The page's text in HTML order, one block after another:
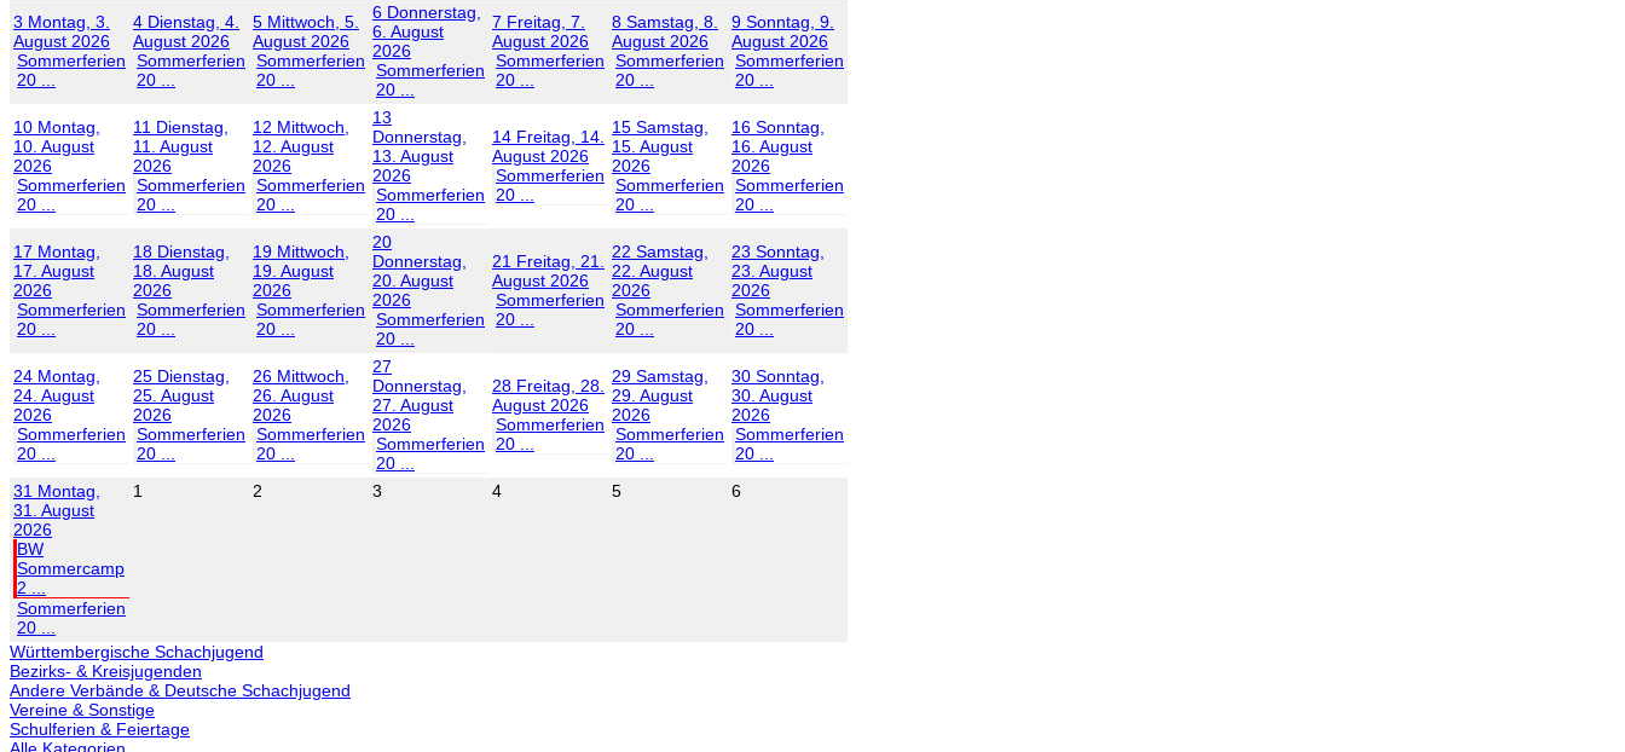
3 Montag, 3.
August 2026
Sommerferien
20 ...
4 Dienstag, 4.
August 2026
Sommerferien
20 ...
5 Mittwoch, 5.
August 2026
Sommerferien
20 ...
6 Donnerstag,
6. August
2026
Sommerferien
20 ...
7 Freitag, 7.
August 2026
Sommerferien
20 ...
8 Samstag, 8.
August 2026
Sommerferien
20 ...
9 Sonntag, 9.
August 2026
Sommerferien
20 ...
10 Montag,
10. August
2026
Sommerferien
20 ...
11 Dienstag,
11. August
2026
Sommerferien
20 ...
12 Mittwoch,
12. August
2026
Sommerferien
20 ...
13
Donnerstag,
13. August
2026
Sommerferien
20 ...
14 Freitag, 14.
August 2026
Sommerferien
20 ...
15 Samstag,
15. August
2026
Sommerferien
20 ...
16 Sonntag,
16. August
2026
Sommerferien
20 ...
17 Montag,
17. August
2026
Sommerferien
20 ...
18 Dienstag,
18. August
2026
Sommerferien
20 ...
19 Mittwoch,
19. August
2026
Sommerferien
20 ...
20
Donnerstag,
20. August
2026
Sommerferien
20 ...
21 Freitag, 21.
August 2026
Sommerferien
20 ...
22 Samstag,
22. August
2026
Sommerferien
20 ...
23 Sonntag,
23. August
2026
Sommerferien
20 ...
24 Montag,
24. August
2026
Sommerferien
20 ...
25 Dienstag,
25. August
2026
Sommerferien
20 ...
26 Mittwoch,
26. August
2026
Sommerferien
20 ...
27
Donnerstag,
27. August
2026
Sommerferien
20 ...
28 Freitag, 28.
August 2026
Sommerferien
20 ...
29 Samstag,
29. August
2026
Sommerferien
20 ...
30 Sonntag,
30. August
2026
Sommerferien
20 ...
31 Montag,
31. August
2026
BW
Sommercamp
2 ...
Sommerferien
20 ...
1 2 3 4 5 6
Württembergische Schachjugend
Bezirks- & Kreisjugenden
Andere Verbände & Deutsche Schachjugend
Vereine & Sonstige
Schulferien & Feiertage